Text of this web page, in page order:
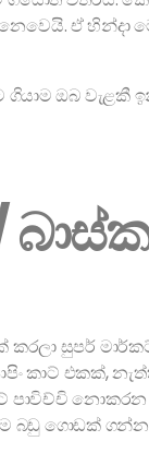
ඒ
ඔබ
කරලා සුපර්
කාට් එකක්,
පාවිච්චි
බඩු ගොඩක්